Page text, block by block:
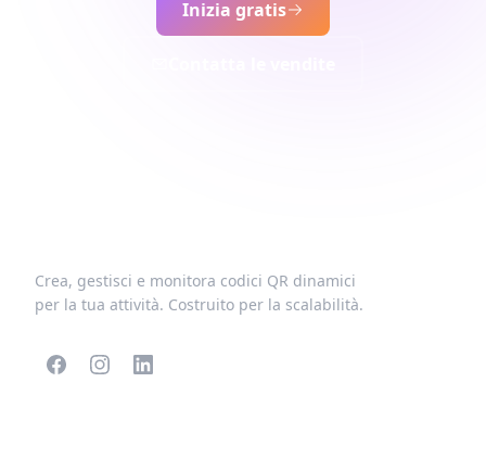
Inizia gratis
Crea, gestisci e monitora codici QR dinamici
per la tua attività. Costruito per la scalabilità.